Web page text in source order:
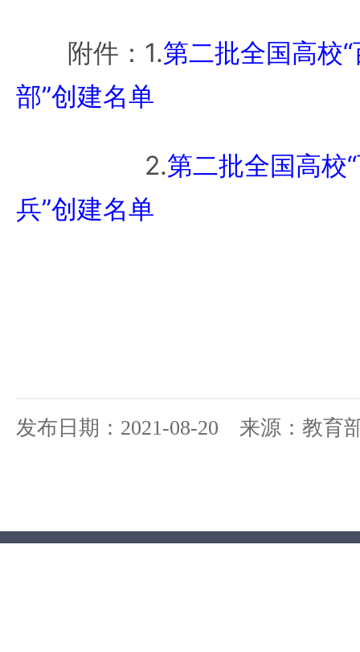
附件：1.第二批全国高校
部”创建名单
2.第二批全国高校
兵”创建名单
发布日期：2021-08-20 来源：教